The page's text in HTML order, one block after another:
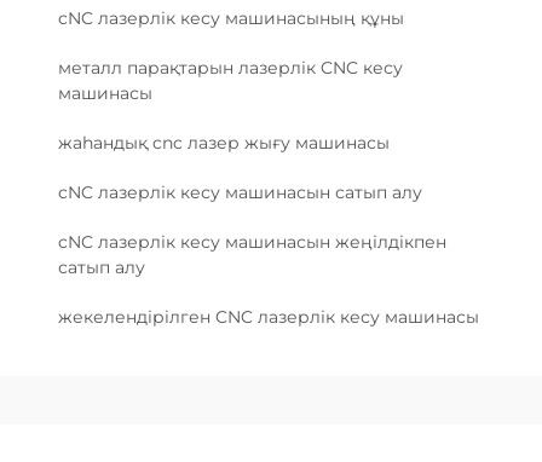
cNC лазерлік кесу машинасының құны
металл парақтарын лазерлік CNC кесу
машинасы
жаһандық cnc лазер жығу машинасы
cNC лазерлік кесу машинасын сатып алу
cNC лазерлік кесу машинасын жеңілдікпен
сатып алу
жекелендірілген CNC лазерлік кесу машинасы